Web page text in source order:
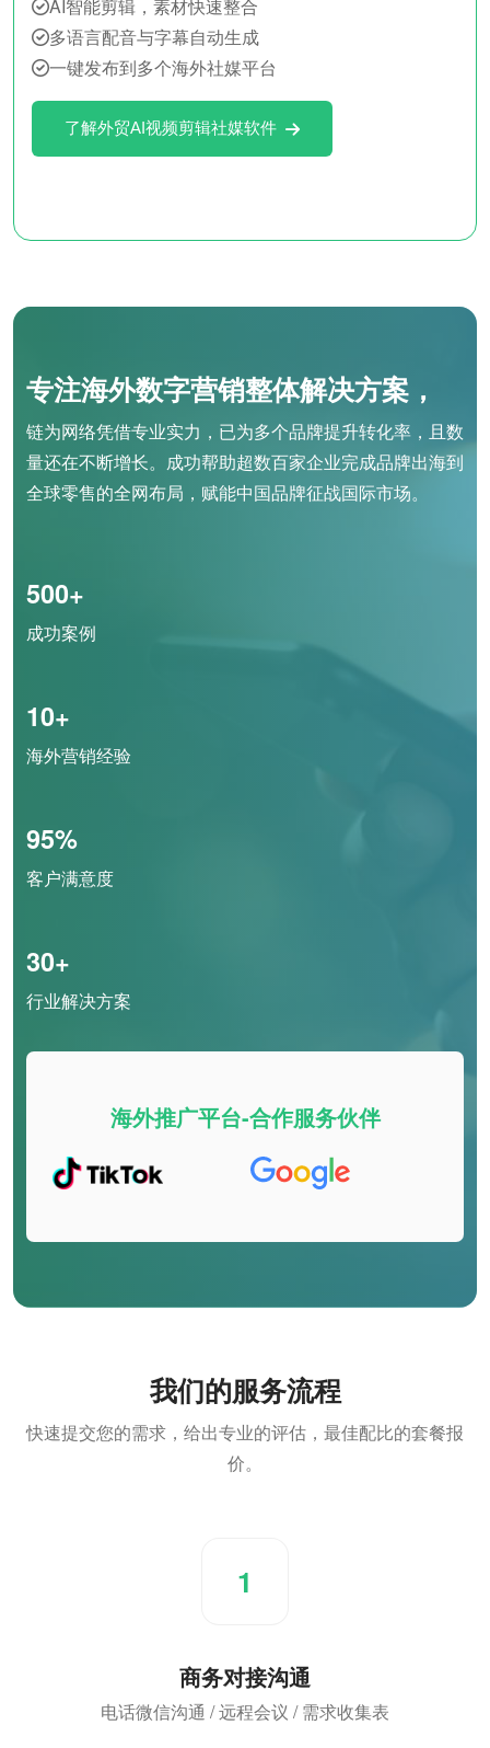
AI智能剪辑，素材快速整合
多语言配音与字幕自动生成
一键发布到多个海外社媒平台
了解外贸AI视频剪辑社媒软件
专注海外数字营销整体解决方案，
链为网络凭借专业实力，已为多个品牌提升转化率，且数
量还在不断增长。成功帮助超数百家企业完成品牌出海到
全球零售的全网布局，赋能中国品牌征战国际市场。
500+
成功案例
10+
海外营销经验
95%
客户满意度
30+
行业解决方案
海外推广平台-合作服务伙伴
我们的服务流程
快速提交您的需求，给出专业的评估，最佳配比的套餐报
价。
1
商务对接沟通
电话微信沟通 / 远程会议 / 需求收集表